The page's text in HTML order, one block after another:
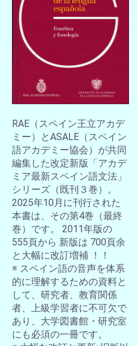
お買い物を続ける
RAE（スペイン王立アカデ
ミー）とASALE（スペイン
語アカデミー協会）が共同
編集した改定新版「アカデ
ミア最新スペイン語文法」
シリーズ（既刊３巻）。
2025年10月に刊行された
本書は、その第4巻（最終
巻）です。 2011年版の
555頁から 新版は 700頁余
と大幅に改訂増補 ！！
※ スペイン語の音声を体系
的に理解するための資料と
して、研究者、教育関係
者、上級学習者に不可欠で
あり、大学図書館・研究室
にも必須の一冊です。